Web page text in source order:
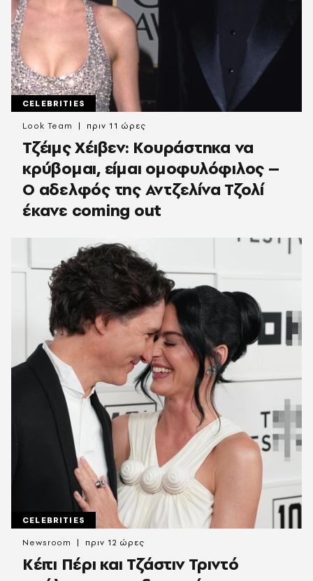
CELEBRITIES
Τζέιμς Χέιβεν: Κουράστηκα να
κρύβομαι, είμαι ομοφυλόφιλος –
Ο αδελφός της Αντζελίνα Τζολί
έκανε coming out
Look Team πριν 11 ώρες
CELEBRITIES
Κέιτι Πέρι και Τζάστιν Τριντό
Newsroom πριν 12 ώρες